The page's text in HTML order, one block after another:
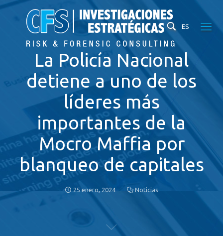
ES
La Policía Nacional
detiene a uno de los
líderes más
importantes de la
Mocro Maffia por
blanqueo de capitales
25 enero, 2024 Noticias